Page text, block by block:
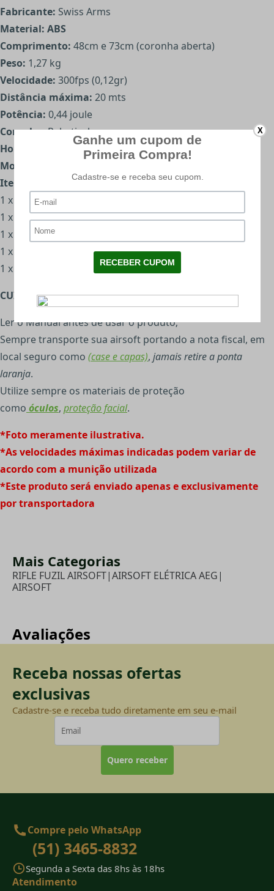
Fabricante: Swiss Arms
Material: ABS
Comprimento: 48cm e 73cm (coronha aberta)
Peso: 1,27 kg
Velocidade: 300fps (0,12gr)
Distância máxima: 20 mts
Potência: 0,44 joule
Coronha:Rebativel
Hop Up:
Integrado BAXS System - Não Ajustável
Modo de Disparo:
Itens Inclusos:
1 x Rifle
1 x Manual de Uso
1 x Certificado de Garantia
1 x Vareta de Limpeza
1 x Magazine cap 60BBs
CUIDADOS COM AIRSOFT:
Ler o Manual antes de usar o produto;
Sempre transporte sua airsoft portando a nota fiscal, em
local seguro como (case e capas), jamais retire a ponta
laranja.
Utilize sempre os materiais de proteção
como óculos, proteção facial.
*Foto meramente ilustrativa.
*As velocidades máximas indicadas podem variar de
acordo com a munição utilizada
*Este produto será enviado apenas e exclusivamente
por transportadora
Mais Categorias
RIFLE FUZIL AIRSOFT|AIRSOFT ELÉTRICA AEG|
AIRSOFT
Avaliações
Receba nossas ofertas
exclusivas
Cadastre-se e receba tudo diretamente em seu e-mail
Quero receber
Compre pelo WhatsApp
(51) 3465-8832
Segunda a Sexta das 8hs às 18hs
Atendimento
X